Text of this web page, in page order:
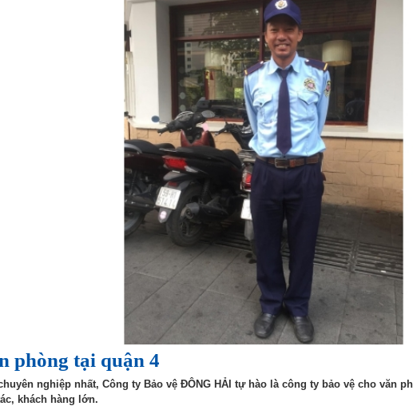
phòng tại quận 4
nghiệp nhất, Công ty Bảo vệ ĐÔNG HẢI tự hào là công ty bảo vệ cho văn
khách hàng lớn.